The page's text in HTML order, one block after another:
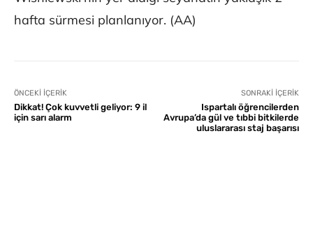
hafta sürmesi planlanıyor. (AA)
ÖNCEKI İÇERIK
Dikkat! Çok kuvvetli geliyor: 9 il
için sarı alarm
SONRAKI İÇERIK
Ispartalı öğrencilerden
Avrupa’da gül ve tıbbi bitkilerde
uluslararası staj başarısı